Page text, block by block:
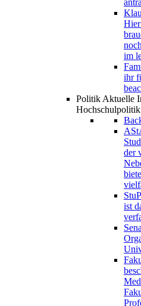
im
ihr
PolitikAktuelle
Hochschulpolitik
der
ist